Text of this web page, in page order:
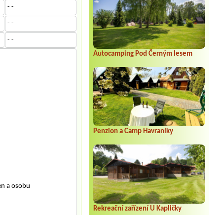
Autocamping Pod Černým lesem
Penzion a Camp Havraníky
Rekreační zařízení U Kapličky
- -
- -
- -
a osobu